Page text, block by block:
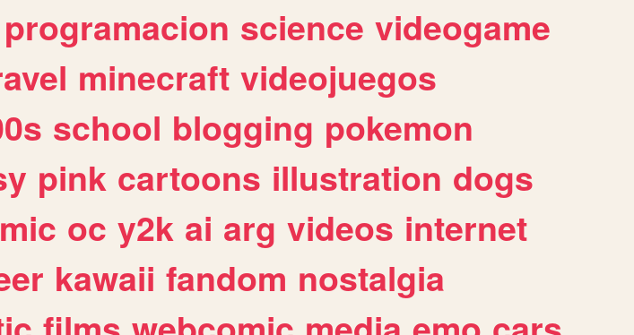
programacion science videogame
minecraft videojuegos
school blogging pokemon
pink cartoons illustration dogs
oc y2k ai arg videos internet
kawaii fandom nostalgia